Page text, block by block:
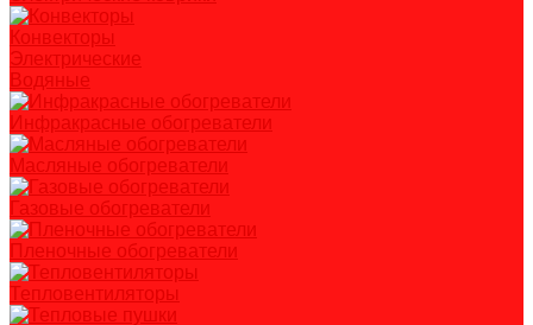
Конвекторы
Электрические
Водяные
Инфракрасные обогреватели
Масляные обогреватели
Газовые обогреватели
Пленочные обогреватели
Тепловентиляторы